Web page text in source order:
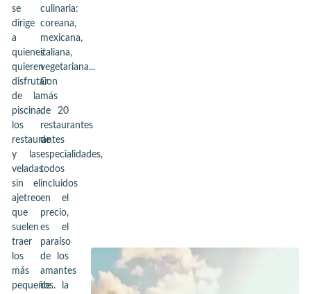
se
dirige
a
quienes
quieren
disfrutar
de la
piscina,
los
restaurantes
y las
veladas
sin el
ajetreo
que
suelen
traer
los
más
pequeños.
culinaria:
coreana,
mexicana,
italiana,
vegetariana...
Con
más
de 20
restaurantes
de
especialidades,
todos
incluidos
en el
precio,
es el
paraíso
de los
amantes
de la